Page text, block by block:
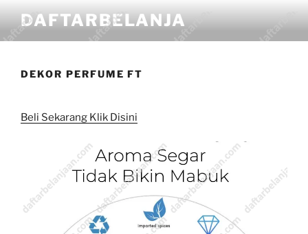
DAFTARBELANJA
DEKOR PERFUME FT
Beli Sekarang Klik Disini